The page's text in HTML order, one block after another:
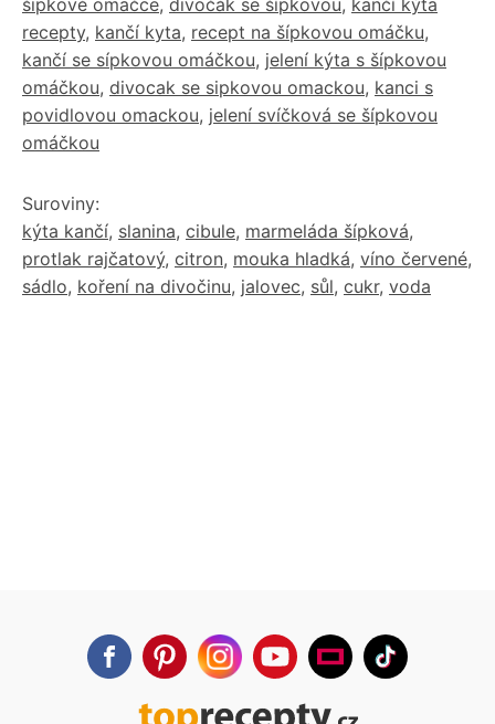
recepty, kančí kyta, recept na šípkovou omáčku,
kančí se sípkovou omáčkou, jelení kýta s šípkovou
omáčkou, divocak se sipkovou omackou, kanci s
povidlovou omackou, jelení svíčková se šípkovou
omáčkou
Suroviny:
kýta kančí, slanina, cibule, marmeláda šípková,
protlak rajčatový, citron, mouka hladká, víno červené,
sádlo, koření na divočinu, jalovec, sůl, cukr, voda